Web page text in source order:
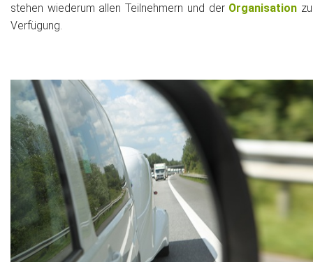
stehen wiederum allen Teilnehmern und der Organisation
Verfügung.